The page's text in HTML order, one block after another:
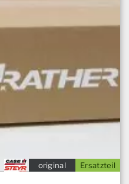
Ersatzteil
original